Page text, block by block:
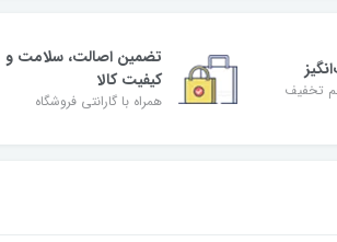
تخفیف
تضمین اصالت، سلامت و
کیفیت کالا
همراه با گارانتی فروشگاه